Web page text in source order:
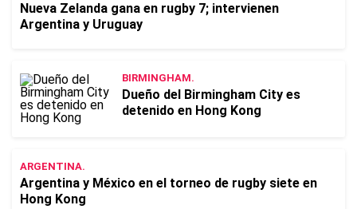
Nueva Zelanda gana en rugby 7; intervienen
Argentina y Uruguay
BIRMINGHAM.
Dueño del Birmingham City es
detenido en Hong Kong
ARGENTINA.
Argentina y México en el torneo de rugby siete en
Hong Kong